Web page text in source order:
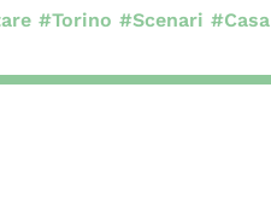
#Torino #Scenari #Casa